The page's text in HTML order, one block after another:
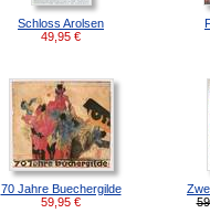
Schloss Arolsen
49,95 €
70 Jahre Buechergilde
59,95 €